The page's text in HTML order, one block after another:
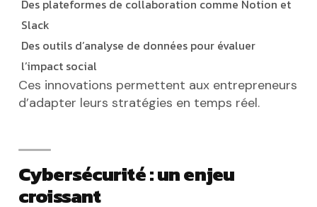
Des plateformes de collaboration comme Notion et
Slack
Des outils d’analyse de données pour évaluer
l’impact social
Ces innovations permettent aux entrepreneurs
d’adapter leurs stratégies en temps réel.
Cybersécurité : un enjeu
croissant